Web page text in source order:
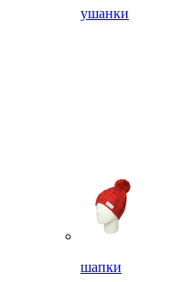
ушанки
шапки